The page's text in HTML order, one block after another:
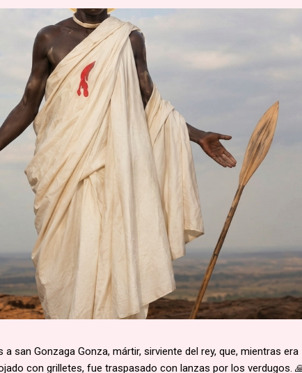
san Gonzaga Gonza, mártir, sirviente del rey, que, mientras era
con grilletes, fue traspasado con lanzas por los verdugos.